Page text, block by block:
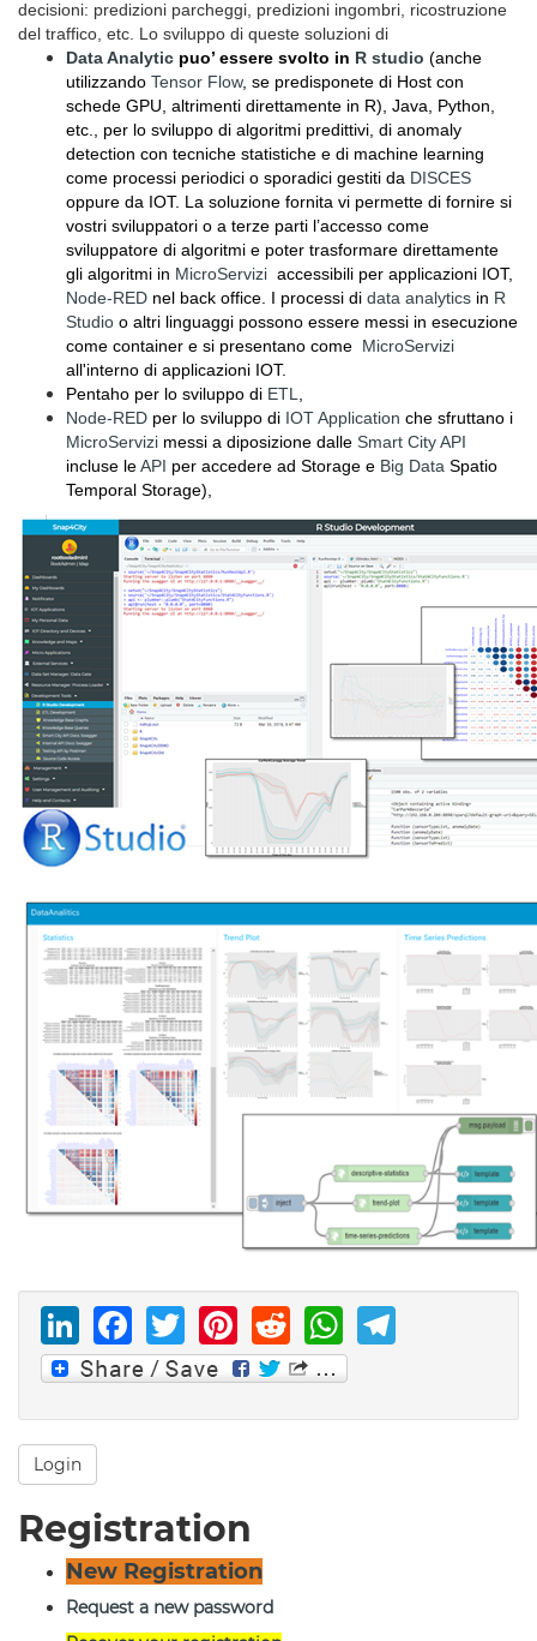
decisioni: predizioni parcheggi, predizioni ingombri, ricostruzione
del traffico, etc. Lo sviluppo di queste soluzioni di
Data Analytic puo’ essere svolto in R studio (anche
utilizzando Tensor Flow, se predisponete di Host con
schede GPU, altrimenti direttamente in R), Java, Python,
etc., per lo sviluppo di algoritmi predittivi, di anomaly
detection con tecniche statistiche e di machine learning
come processi periodici o sporadici gestiti da DISCES
oppure da IOT. La soluzione fornita vi permette di fornire si
vostri sviluppatori o a terze parti l’accesso come
sviluppatore di algoritmi e poter trasformare direttamente
gli algoritmi in MicroServizi accessibili per applicazioni IOT,
Node-RED nel back office. I processi di data analytics in R
Studio o altri linguaggi possono essere messi in esecuzione
come container e si presentano come MicroServizi
all'interno di applicazioni IOT.
Pentaho per lo sviluppo di ETL
Node-RED per lo sviluppo di IOT Application che sfruttano i
MicroServizi messi a diposizione dalle Smart City API
incluse leAPI per accedere ad Storage e Big Data Spatio
Temporal Storage),
LinkedIn
Facebook
Twitter
Pinterest
Reddit
Login
Registration
New Registration
Request a new password